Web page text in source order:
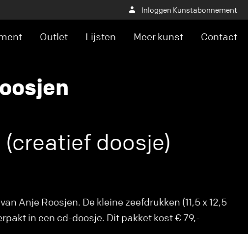
Inloggen Kunstabonnement
Outlet Lijsten Meer kunst Contact
(creatief doosje)
Anje Roosjen. De kleine zeefdrukken (11,5 x 12,5
in een cd-doosje. Dit pakket kost € 79,-